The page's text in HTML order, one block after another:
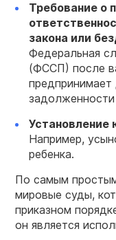
Требование о
закона или
Федеральная
(ФССП) после
предпринимает
Установление
Например,
ребенка.
По самым
мировые суды,
приказном
он является